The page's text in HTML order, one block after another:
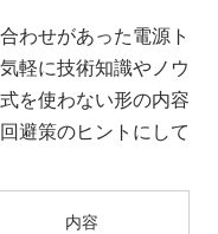
わせがあった電源ト
軽に技術知識やノウ
を使わない形の内容
避策のヒントにして
内容